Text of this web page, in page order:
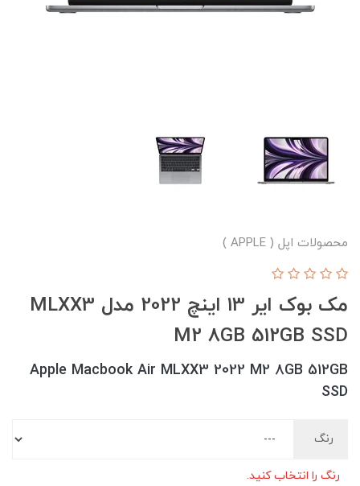
محصولات اپل ( APPLE )
مک بوک ایر 13 اینچ 2022 مدل MLXX3
M2 8GB 512GB SSD
Apple Macbook Air MLXX3 2022 M2 8GB 512GB
SSD
رنگ
رنگ را انتخاب کنید.